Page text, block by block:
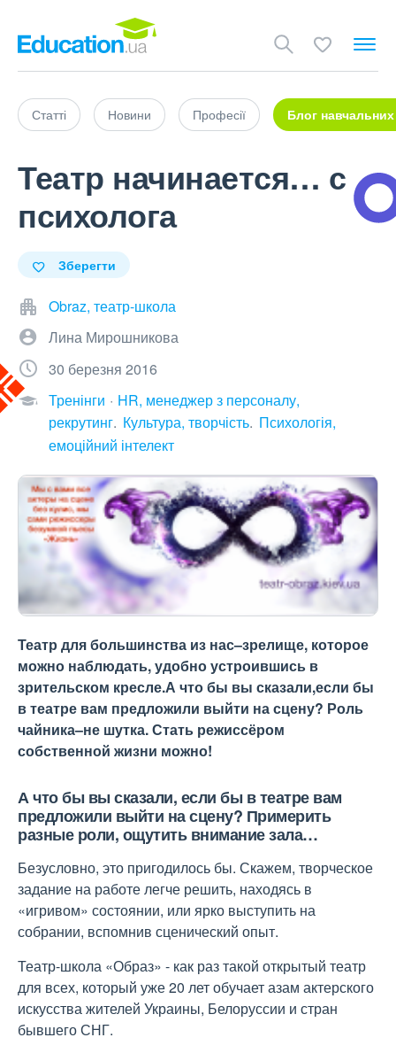
Статті Новини Професії Блог навчальних
Театр начинается… с
психолога
Зберегти
Obraz, театр-школа
Лина Мирошникова
30 березня 2016
Тренінги
HR, менеджер з персоналу,
рекрутинг Культура, творчість Психологія,
емоційний інтелект
Театр для большинства из нас–зрелище, которое
можно наблюдать, удобно устроившись в
зрительском кресле.А что бы вы сказали,если бы
в театре вам предложили выйти на сцену? Роль
чайника–не шутка. Стать режиссёром
собственной жизни можно!
А что бы вы сказали, если бы в театре вам
предложили выйти на сцену? Примерить
разные роли, ощутить внимание зала…
Безусловно, это пригодилось бы. Скажем, творческое
задание на работе легче решить, находясь в
«игривом» состоянии, или ярко выступить на
собрании, вспомнив сценический опыт.
Театр-школа «Образ» - как раз такой открытый театр
для всех, который уже 20 лет обучает азам актерского
искусства жителей Украины, Белоруссии и стран
бывшего СНГ.